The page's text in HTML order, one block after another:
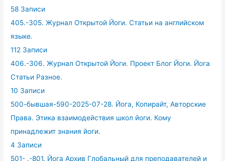
58 Записи
405.-305. Журнал Открытой Йоги. Статьи на английском
языке.
112 Записи
406.-306. Журнал Открытой Йоги. Проект Блог Йоги. Йога
Статьи Разное.
10 Записи
500-бывшая-590-2025-07-28. Йога, Копирайт, Авторские
Права. Этика взаимодействия школ йоги. Кому
принадлежит знания йоги.
4 Записи
501- .-801. Йога Архив Глобальный для преподавателей и